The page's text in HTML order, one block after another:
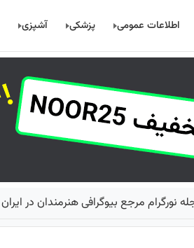
اطلاعات عمومی پزشکی آشپزی
نورگرام مرجع بیوگرافی هنرمندان در ایران